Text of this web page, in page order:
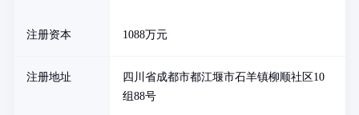
注册资本 1088万元
注册地址
四川省成都市都江堰市石羊镇柳顺社区10
组88号